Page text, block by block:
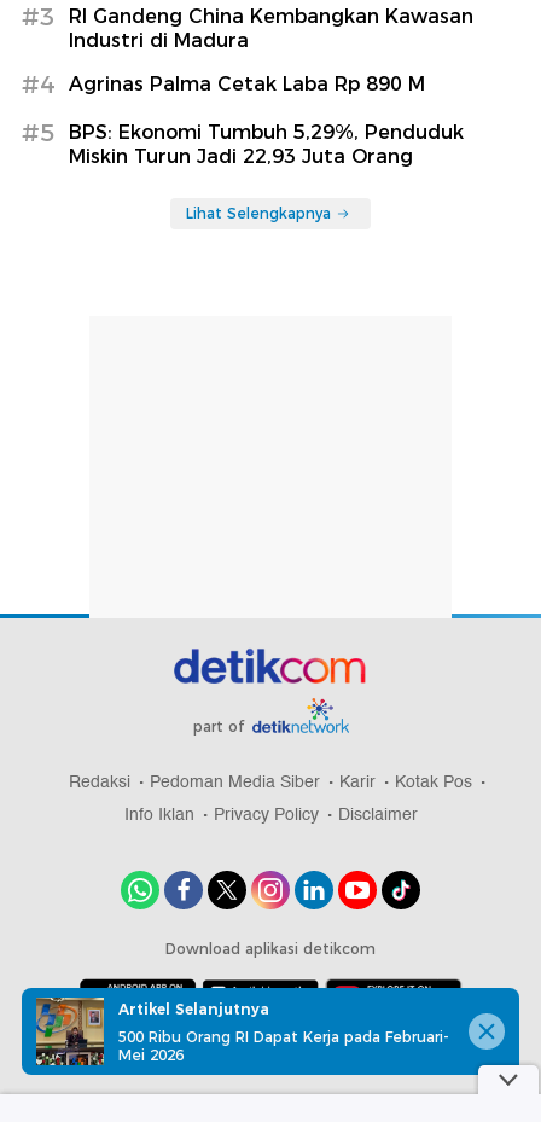
#3
RI Gandeng China Kembangkan Kawasan
Industri di Madura
#4 Agrinas Palma Cetak Laba Rp 890 M
#5
BPS: Ekonomi Tumbuh 5,29%, Penduduk
Miskin Turun Jadi 22,93 Juta Orang
Lihat Selengkapnya
part of
Redaksi Pedoman Media Siber Karir
Kotak Pos
Info Iklan
Privacy Policy Disclaimer
Download aplikasi detikcom
Copyright @ 2026 detikcom, All right reserved
Artikel Selanjutnya
500 Ribu Orang RI Dapat Kerja pada Februari-
Mei 2026